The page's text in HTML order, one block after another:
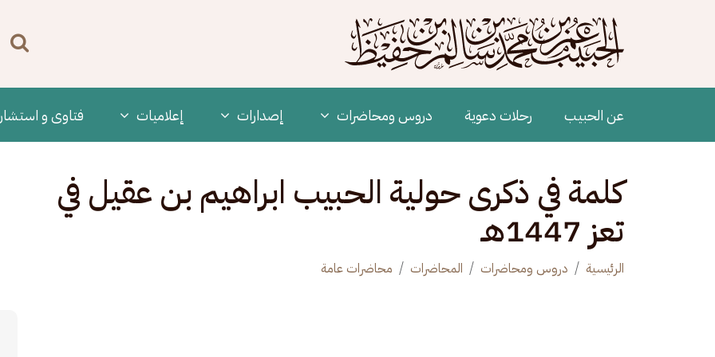
Main navigation
عن الحبيب رحلات دعوية دروس ومحاضرات ‫إصدارات إعلاميات فتاوى و
كلمة في ذكرى حولية الحبيب ابراهيم بن عقيل في
تعز 1447هـ
الرئيسية دروس ومحاضرات المحاضرات محاضرات عامة